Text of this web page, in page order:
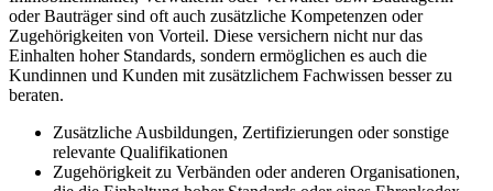
oder Bauträger sind oft auch zusätzliche Kompetenzen oder
Zugehörigkeiten von Vorteil. Diese versichern nicht nur das
Einhalten hoher Standards, sondern ermöglichen es auch die
Kundinnen und Kunden mit zusätzlichem Fachwissen besser zu
beraten.
Zusätzliche Ausbildungen, Zertifizierungen oder sonstige
relevante Qualifikationen
Zugehörigkeit zu Verbänden oder anderen Organisationen,